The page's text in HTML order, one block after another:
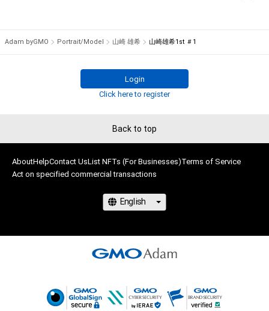
グランプリ特典は雑誌『女性セブン』誌上での単独グラビア＆単
者48人の中から無料NFTのダウンロード数上位16名が二次予選
に選ばれます。NFTを無料でゲットしてあなたの”推し”を応援
NFTを取得するにはAdamのアカウント開設が必要です。
www.news-
Adam byGMO Portrait/Model 山崎 雄希 山崎雄希1st ＃1
Login
Click here to register
Back to top
AboutHelpContact UsList NFTs (For Businesses)Terms of Service
Act on specified commercial transactions